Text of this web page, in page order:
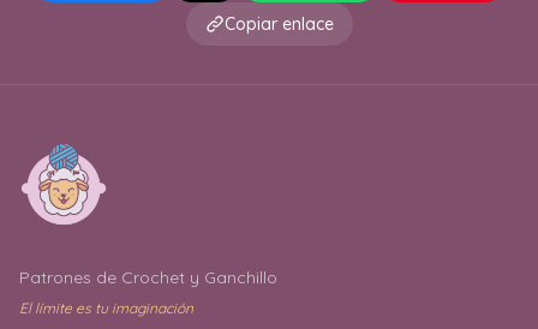
Copiar enlace
Patrones de Crochet y Ganchillo
El límite es tu imaginación